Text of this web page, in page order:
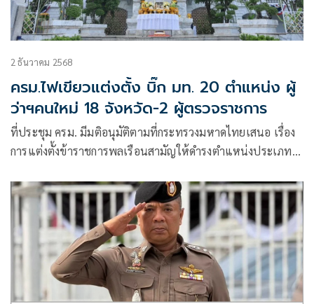
2 ธันวาคม 2568
ครม.ไฟเขียวแต่งตั้ง บิ๊ก มท. 20 ตำแหน่ง ผู้
ว่าฯคนใหม่ 18 จังหวัด-2 ผู้ตรวจราชการ
ที่ประชุม ครม. มีมติอนุมัติตามที่กระทรวงมหาดไทยเสนอ เรื่อง
การแต่งตั้งข้าราชการพลเรือนสามัญให้ดำรงตำแหน่งประเภท
เกษียณอายุราชการในสิ้นปีงบประมาณ 2568 รวมทั้งสิ้น 20
ตำแหน่ง ดังนี้